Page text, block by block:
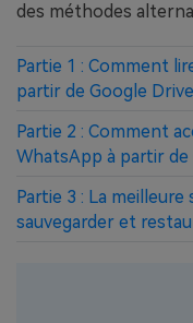
des méthodes
Partie 1 : Comment
partir de Google
Partie 2 : Comment
WhatsApp à partir de
Partie 3 : La
sauvegarder et